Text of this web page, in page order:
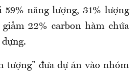
năng lượng, 31% lượng
22% carbon hàm chứa
tượng” đưa dự án vào nhóm